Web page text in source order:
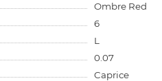
Ombre Red
6
L
0.07
Caprice